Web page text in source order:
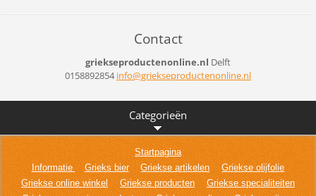
Contact
griekseproductenonline.nl Delft
0158892854info@griekseproductenonline.nl
Categorieën
Startpagina
Informatie
Grieks bier Griekse artikelen
Griekse olijfolie
Griekse online winkel
Griekse producten
Griekse specialiteiten